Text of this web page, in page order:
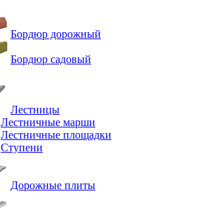
Бордюр дорожный
Бордюр садовый
Лестницы
Лестничные марши
Лестничные площадки
Ступени
Дорожные плиты